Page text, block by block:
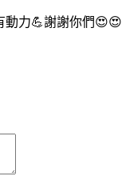
動力💪謝謝你們😍😍